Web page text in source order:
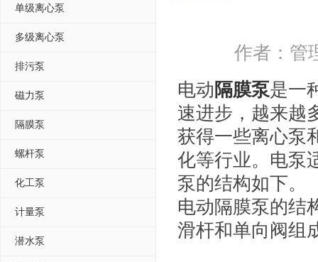
单级离心泵
多级离心泵
排污泵
磁力泵
隔膜泵
螺杆泵
化工泵
计量泵
潜水泵
作者：
电动 隔膜泵是一
速进步，越来越
获得一些离心泵
化等行业。电泵
泵的结构如下。
电动隔膜泵的结
滑杆和单向阀组